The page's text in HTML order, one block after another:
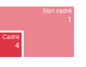
Cadré
4
Non cadré
1